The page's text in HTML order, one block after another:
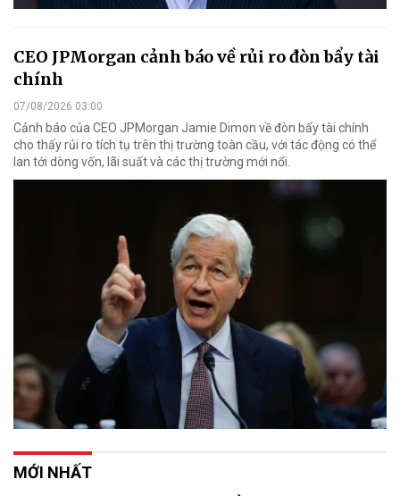
CEO JPMorgan cảnh báo về rủi ro đòn bẩy tài
chính
07/08/2026 03:00
Cảnh báo của CEO JPMorgan Jamie Dimon về đòn bẩy tài chính
cho thấy rủi ro tích tụ trên thị trường toàn cầu, với tác động có thể
lan tới dòng vốn, lãi suất và các thị trường mới nổi.
MỚI NHẤT